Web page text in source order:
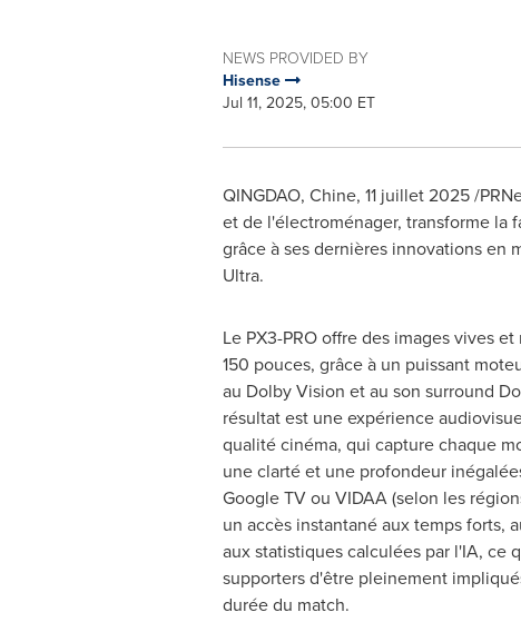
NEWS PROVIDED BY
Hisense
Jul 11, 2025, 05:00 ET
QINGDAO, Chine, 11 juillet 2025/
et de l'électroménager, transforme la
grâce à ses dernières innovations en
Ultra.
Le PX3-PRO offre des images vives
150 pouces, grâce à un puissant
au Dolby Vision et au son surround
résultat est une expérience
qualité cinéma, qui capture chaque
une clarté et une profondeur
Google TV ou VIDAA (selon les
un accès instantané aux temps forts,
aux statistiques calculées par l'IA, ce
supporters d'être pleinement
durée du match.